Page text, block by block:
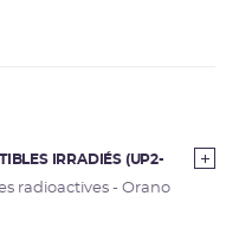
IRRADIÉS (UP2-
radioactives - Orano